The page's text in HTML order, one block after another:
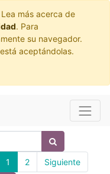
más acerca de
. Para
su navegador.
aceptándolas.
1 2 Siguiente